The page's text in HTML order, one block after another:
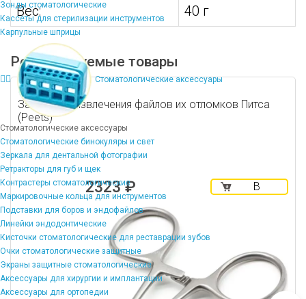
Зонды стоматологические
Кассеты для стерилизации инструментов
Карпульные шприцы
Стоматологические аксессуары
Стоматологические аксессуары
Стоматологические бинокуляры и свет
Зеркала для дентальной фотографии
Ретракторы для губ и щек
Контрастеры стоматологические
Маркировочные кольца для инструментов
Подставки для боров и эндофайлов
Линейки эндодонтические
Кисточки стоматологические для реставрации зубов
Очки стоматологические защитные
Экраны защитные стоматологические
Аксессуары для хирургии и имплантации
Аксессуары для ортопедии
Вес:
40 г
Рекомендуемые товары
Зажим для извлечения файлов их отломков Питса
(Peets)
2323 ₽
В